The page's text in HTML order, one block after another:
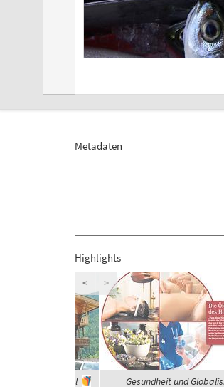
Metadaten
Highlights
im Zillertal Gesundheit und
< >